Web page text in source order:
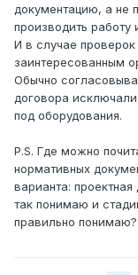
документацию, а не
производить
И в случае
заинтересованным
Обычно
договора
под оборудования.
P.S. Где можно
нормативных
варианта:
так понимаю и
правильно понимаю?